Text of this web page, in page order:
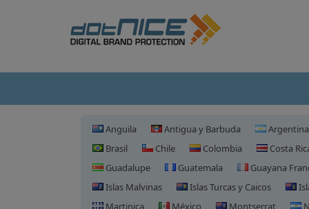
Anguila Antigua y Barbuda Argentina
Brasil
Chile Colombia Costa
Guadalupe
Guatemala Guayana
Islas Malvinas
Islas Turcas y Caicos
Martinica
México Montserrat